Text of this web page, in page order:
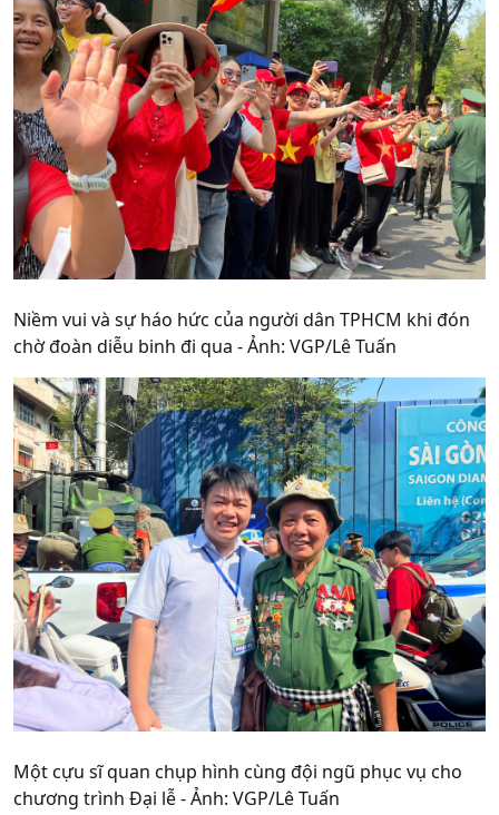
Niềm vui và sự háo hức của người dân TPHCM khi đón
chờ đoàn diễu binh đi qua - Ảnh: VGP/Lê Tuấn
Một cựu sĩ quan chụp hình cùng đội ngũ phục vụ cho
chương trình Đại lễ - Ảnh: VGP/Lê Tuấn